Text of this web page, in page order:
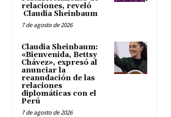
relaciones, reveló
Claudia Sheinbaum
7 de agosto de 2026
Claudia Sheinbaum:
«Bienvenida, Bettsy
Chávez», expresó al
anunciar la
reanudación de las
relaciones
diplomáticas con el
Perú
7 de agosto de 2026